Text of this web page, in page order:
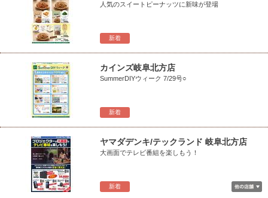
新着
人気のスイートピーナッツに新味が登場
新着
カインズ岐阜北方店
SummerDIYウィーク 7/29号○
新着
ヤマダデンキ/テックランド 岐阜北方店
大画面でテレビ番組を楽しもう！